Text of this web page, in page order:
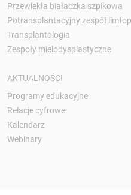
Przewlekła białaczka szpikowa
Potransplantacyjny zespół
Transplantologia
Zespoły mielodysplastyczne
AKTUALNOŚCI
Programy edukacyjne
Relacje cyfrowe
Kalendarz
Webinary